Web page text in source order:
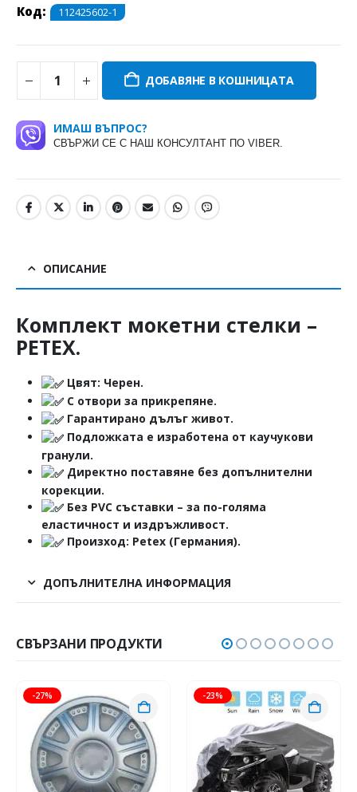
Код: 112425602-1
ДОБАВЯНЕ В КОШНИЦАТА
ИМАШ ВЪПРОС?
СВЪРЖИ СЕ С НАШ КОНСУЛТАНТ ПО VIBER.
ОПИСАНИЕ
Комплект мокетни стелки –
PETEX.
Цвят: Черен.
С отвори за прикрепяне.
Гарантирано дълъг живот.
Подложката е изработена от каучукови
гранули.
Директно поставяне без допълнителни
корекции.
Без PVC съставки – за по-голяма
еластичност и издръжливост.
Произход: Petex (Германия).
ДОПЪЛНИТЕЛНА ИНФОРМАЦИЯ
СВЪРЗАНИ ПРОДУКТИ
-27% -23%